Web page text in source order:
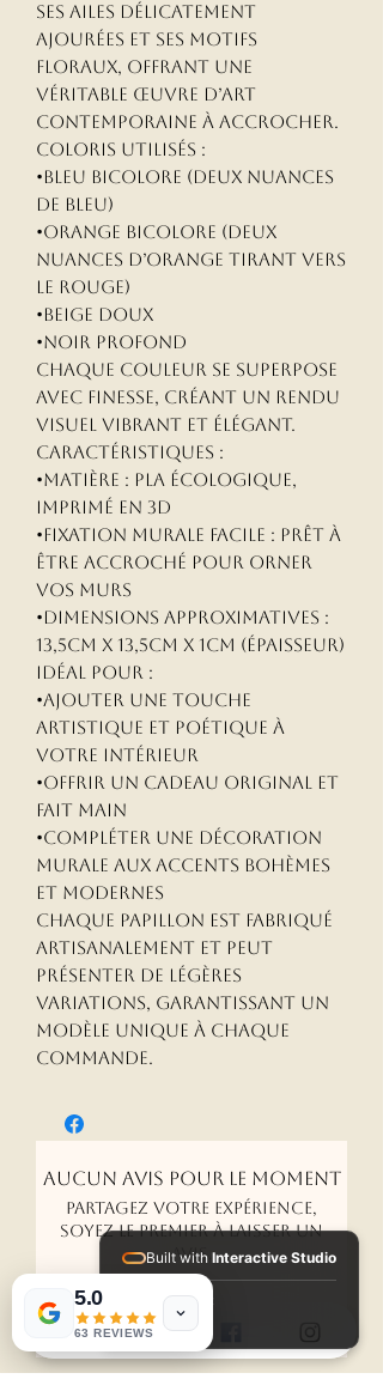
ses ailes délicatement
ajourées et ses motifs
floraux, offrant une
véritable œuvre d’art
contemporaine à accrocher.
Coloris utilisés :
•Bleu bicolore (deux nuances
de bleu)
•Orange bicolore (deux
nuances d’orange tirant vers
le rouge)
•Beige doux
•Noir profond
Chaque couleur se superpose
avec finesse, créant un rendu
visuel vibrant et élégant.
Caractéristiques :
•Matière : PLA écologique,
imprimé en 3D
•Fixation murale facile : prêt à
être accroché pour orner
vos murs
•Dimensions approximatives :
13,5cm x 13,5cm x 1cm (épaisseur)
Idéal pour :
•Ajouter une touche
artistique et poétique à
votre intérieur
•Offrir un cadeau original et
fait main
•Compléter une décoration
murale aux accents bohèmes
et modernes
Chaque papillon est fabriqué
artisanalement et peut
présenter de légères
variations, garantissant un
modèle unique à chaque
commande.
Aucun avis pour le moment
Partagez votre expérience,
soyez le premier à laisser un
avis.
Laisser un avis
5.0
63 REVIEWS
Built with Interactive Studio
Installed Apps:
• Aura Suite